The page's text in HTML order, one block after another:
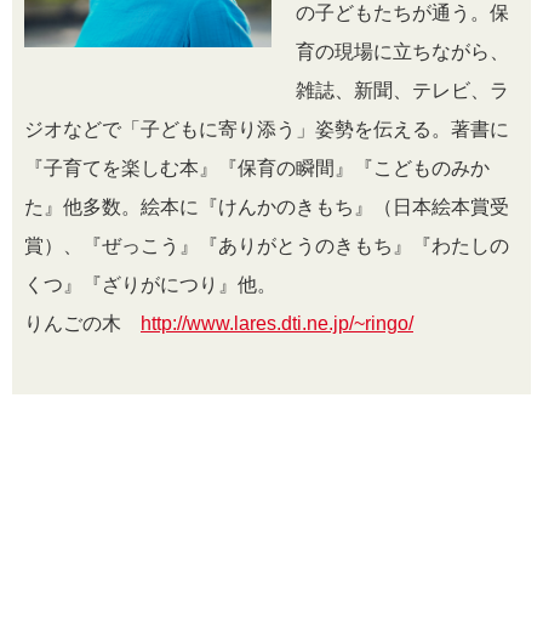
の子どもたちが通う。保
育の現場に立ちながら、
雑誌、新聞、テレビ、ラ
ジオなどで「子どもに寄り添う」姿勢を伝える。著書に
『子育てを楽しむ本』『保育の瞬間』『こどものみか
た』他多数。絵本に『けんかのきもち』（日本絵本賞受
賞）、『ぜっこう』『ありがとうのきもち』『わたしの
くつ』『ざりがにつり』他。
りんごの木
http://www.lares.dti.ne.jp/~ringo/